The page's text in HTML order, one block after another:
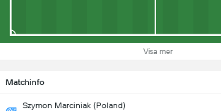
Visa mer
Matchinfo
Szymon Marciniak (Poland)